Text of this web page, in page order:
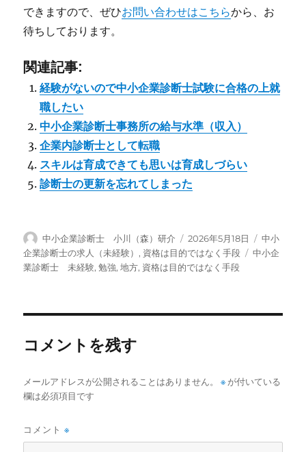
できますので、ぜひお問い合わせはこちらから、お
待ちしております。
関連記事:
経験がないので中小企業診断士試験に合格の上就
職したい
中小企業診断士事務所の給与水準（収入）
企業内診断士として転職
スキルは育成できても思いは育成しづらい
診断士の更新を忘れてしまった
投
稿
者
中小企業診断士 小川（森）研介
投
稿
日:
2026年5月18日
カ
テ
中小
企業診断士の求人（未経験） , 資格は目的ではなく手段
タ
中小企
業診断士 未経験,勉強,地方, 資格は目的ではなく手段
コメントを残す
メールアドレスが公開されることはありません。 ※ が付いている
欄は必須項目です
コメント※